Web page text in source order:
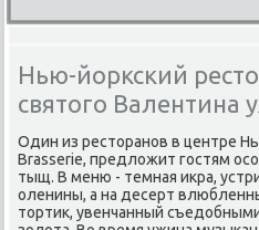
Нью-йоркский
святого Валентина
Один из ресторанов в центре
Brasserie, предложит гостям
тыщ. В меню - темная икра,
оленины, а на десерт
тортик, увенчанный